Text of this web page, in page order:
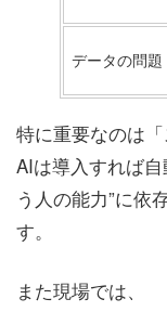
データの問題
特に重要なのは「
AIは導入すれば
う人の能力”に依
す。
また現場では、